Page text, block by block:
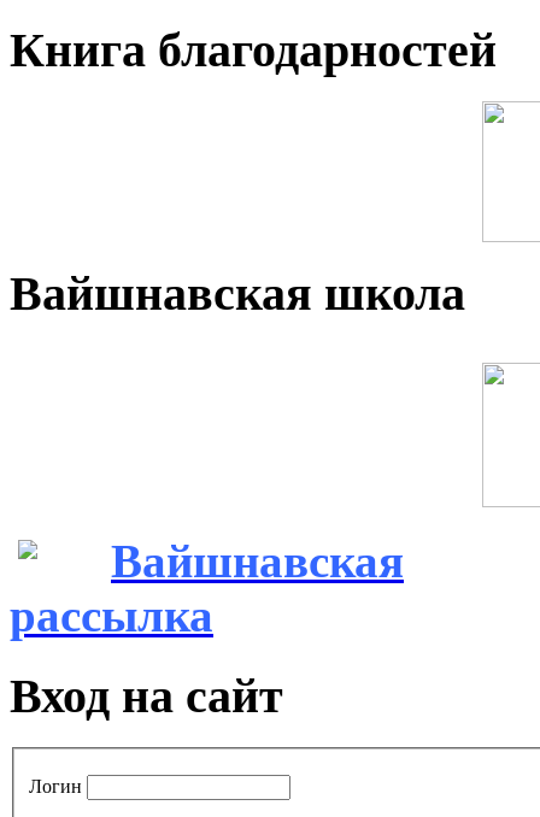
Книга благодарностей
Вайшнавская школа
Вайшнавская
рассылка
Вход на сайт
Логин